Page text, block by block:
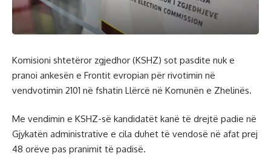
Komisioni shtetëror zgjedhor (KSHZ) sot pasdite nuk e
pranoi ankesën e Frontit evropian për rivotimin në
vendvotimin 2101 në fshatin Llërcë në Komunën e Zhelinës.
Me vendimin e KSHZ-së kandidatët kanë të drejtë padie në
Gjykatën administrative e cila duhet të vendosë në afat prej
48 orëve pas pranimit të padisë.